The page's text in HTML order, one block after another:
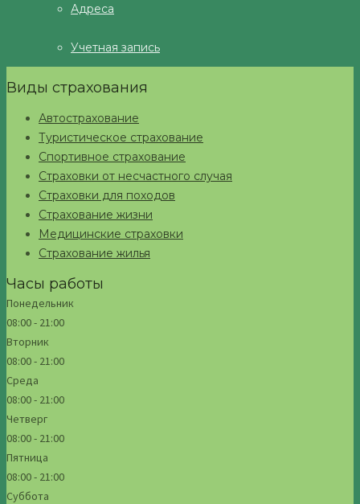
Адреса
Учетная запись
Виды страхования
Автострахование
Туристическое страхование
Спортивное страхование
Страховки от несчастного случая
Страховки для походов
Страхование жизни
Медицинские страховки
Страхование жилья
Часы работы
Понедельник
08:00 - 21:00
Вторник
08:00 - 21:00
Среда
08:00 - 21:00
Четверг
08:00 - 21:00
Пятница
08:00 - 21:00
Суббота